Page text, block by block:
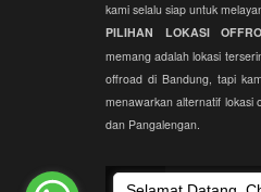
kami selalu siap untuk
PILIHAN LOKASI
memang adalah lokasi
offroad di Bandung, tapi
menawarkan alternatif lokasi
dan Pangalengan.